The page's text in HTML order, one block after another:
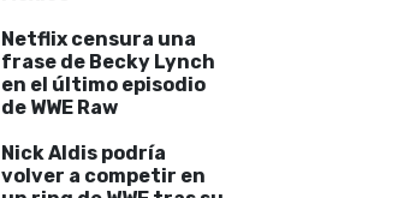
Netflix censura una
frase de Becky Lynch
en el último episodio
de WWE Raw
Nick Aldis podría
volver a competir en